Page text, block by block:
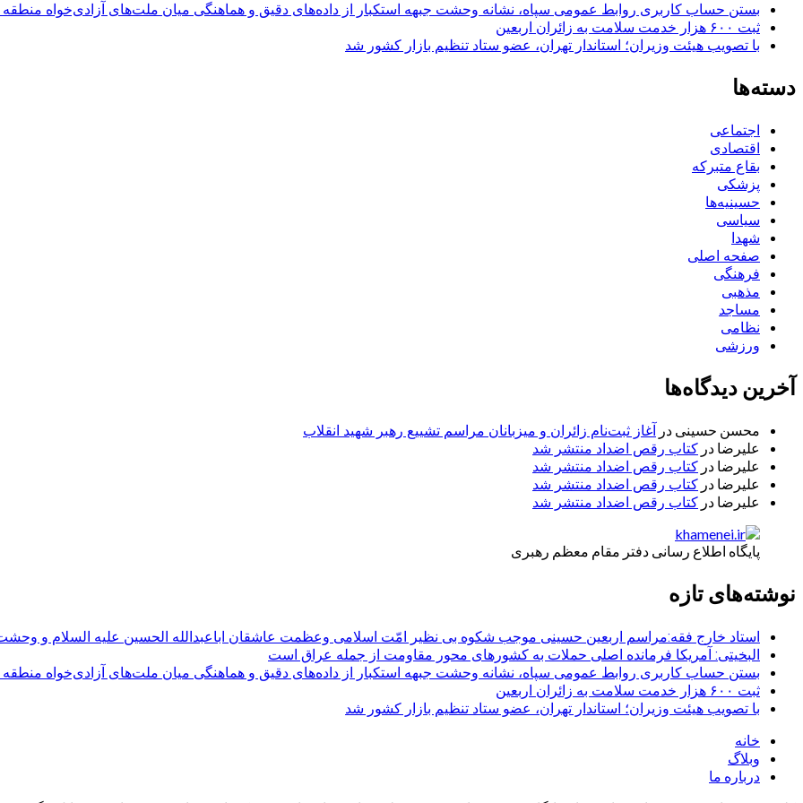
بستن حساب کاربری روابط عمومی سپاه، نشانه‌ وحشت جبهه استکبار از داده‌های دقیق و هماهنگی میان ملت‌های آزادی‌خواه
ثبت ۶۰۰ هزار خدمت سلامت به زائران اربعین
با تصویب هیئت وزیران؛ استاندار تهران، عضو ستاد تنظیم بازار کشور شد
دسته‌ها
اجتماعی
اقتصادی
بقاع متبرکه
پزشکی
حسینیه‌ها
سیاسی
شهدا
صفحه اصلی
فرهنگی
مذهبی
مساجد
نظامی
ورزشی
آخرین دیدگاه‌ها
محسن حسینی در آغاز ثبت‌نام زائران و میزبانان مراسم تشییع رهبر شهید انقلاب
علیرضا در کتاب رقص اضداد منتشر شد
علیرضا در کتاب رقص اضداد منتشر شد
علیرضا در کتاب رقص اضداد منتشر شد
علیرضا در کتاب رقص اضداد منتشر شد
پایگاه اطلاع رسانی دفتر مقام معظم رهبری
نوشته‌های تازه
استاد خارج فقه:مراسم اربعین حسینی موجب شکوه بی نظیر امّت اسلامی وعظمت عاشقان اباعبدالله الحسین علیه السلام و
البخیتی: آمریکا فرمانده اصلی حملات به کشورهای محور مقاومت از جمله عراق است
بستن حساب کاربری روابط عمومی سپاه، نشانه‌ وحشت جبهه استکبار از داده‌های دقیق و هماهنگی میان ملت‌های آزادی‌خواه
ثبت ۶۰۰ هزار خدمت سلامت به زائران اربعین
با تصویب هیئت وزیران؛ استاندار تهران، عضو ستاد تنظیم بازار کشور شد
خانه
وبلاگ
درباره ما